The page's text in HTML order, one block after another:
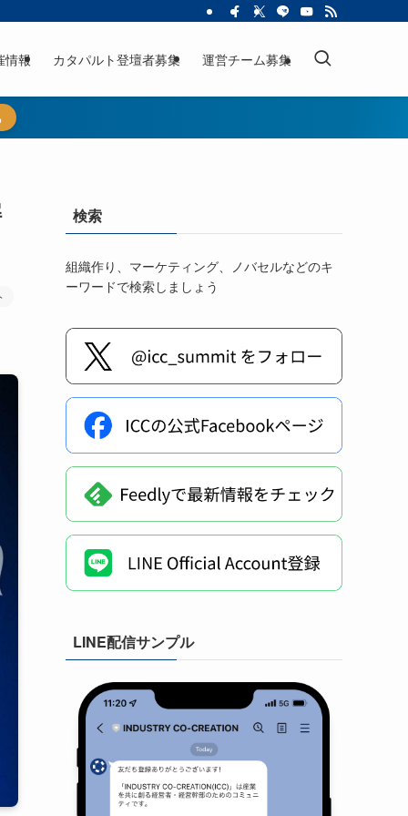
情報 カタパルト登壇者募集 運営チーム募集
検索
組織作り、マーケティング、ノバセルなどのキ
ーワードで検索しましょう
LINE配信サンプル